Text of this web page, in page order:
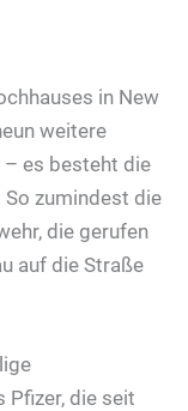
in New
weitere
– es besteht die
So zumindest die
die gerufen
auf die Straße
Pfizer, die seit